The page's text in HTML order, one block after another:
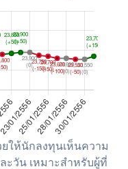
ให้นักลงทุนเห็นความ
ะวัน เหมาะสำหรับผู้ที่